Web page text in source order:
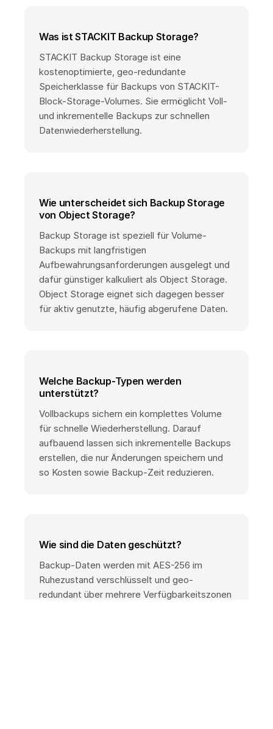
Was ist STACKIT Backup Storage?
STACKIT Backup Storage ist eine
kostenoptimierte, geo-redundante
Speicherklasse für Backups von STACKIT-
Block-Storage-Volumes. Sie ermöglicht Voll-
und inkrementelle Backups zur schnellen
Datenwiederherstellung.
Wie unterscheidet sich Backup Storage
von Object Storage?
Backup Storage ist speziell für Volume-
Backups mit langfristigen
Aufbewahrungsanforderungen ausgelegt und
dafür günstiger kalkuliert als Object Storage.
Object Storage eignet sich dagegen besser
für aktiv genutzte, häufig abgerufene Daten.
Welche Backup-Typen werden
unterstützt?
Vollbackups sichern ein komplettes Volume
für schnelle Wiederherstellung. Darauf
aufbauend lassen sich inkrementelle Backups
erstellen, die nur Änderungen speichern und
so Kosten sowie Backup-Zeit reduzieren.
Wie sind die Daten geschützt?
Backup-Daten werden mit AES-256 im
Ruhezustand verschlüsselt und geo-
redundant über mehrere Verfügbarkeitszonen